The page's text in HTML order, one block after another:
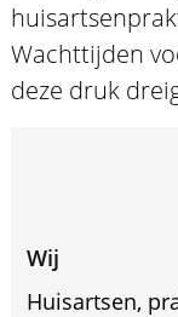
Wachttijden
deze druk
Wij
Huisartsen,